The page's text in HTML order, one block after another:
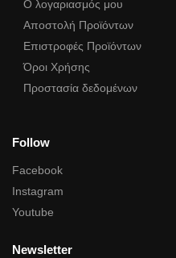
Ο λογαριασμός μου
Αποστολή Προϊόντων
Επιστροφές Προϊόντων
Όροι Χρήσης
Προστασία δεδομένων
Follow
Facebook
Instagram
Youtube
Newsletter